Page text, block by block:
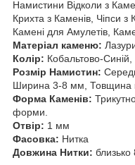
Намистини Відколи з
Крихта з Каменів, Чіпси
Камені для Амулетів,
Матеріал каменю:
Колір: Кобальтово-
Розмір Намистин:
Ширина 3-8 мм, Товщина
Форма Каменів:
форми.
Отвір: 1 мм
Фасовка: Нитка
Довжина Нитки: близько